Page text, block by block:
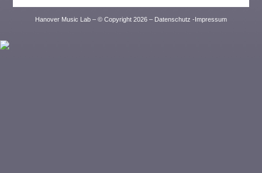
Hanover Music Lab – © Copyright 2026 – Datenschutz - Impressum